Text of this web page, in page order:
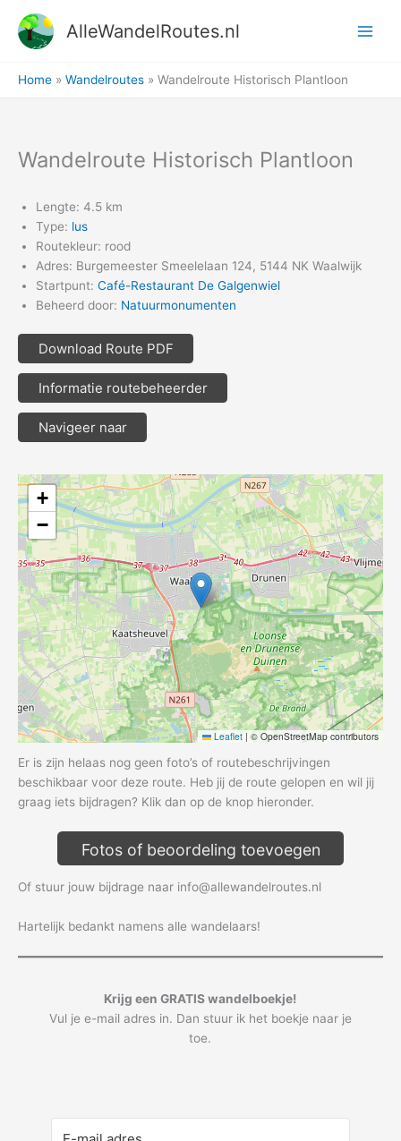
naar
AlleWandelRoutes.nl
Home Wandelroutes Wandelroute Historisch Plantloon
Wandelroute Historisch Plantloon
Lengte: 4.5 km
Type: lus
Routekleur: rood
Adres: Burgemeester Smeelelaan 124, 5144 NK Waalwijk
Startpunt: Café-Restaurant De Galgenwiel
Beheerd door: Natuurmonumenten
Download Route PDF
Informatie routebeheerder
Navigeer naar
+
−
Leaflet | © OpenStreetMap contributors
Er is zijn helaas nog geen foto’s of routebeschrijvingen
beschikbaar voor deze route. Heb jij de route gelopen en wil jij
graag iets bijdragen? Klik dan op de knop hieronder.
Fotos of beoordeling toevoegen
Of stuur jouw bijdrage naar info@allewandelroutes.nl
Hartelijk bedankt namens alle wandelaars!
Krijg een GRATIS wandelboekje!
Vul je e-mail adres in. Dan stuur ik het boekje naar je
toe.